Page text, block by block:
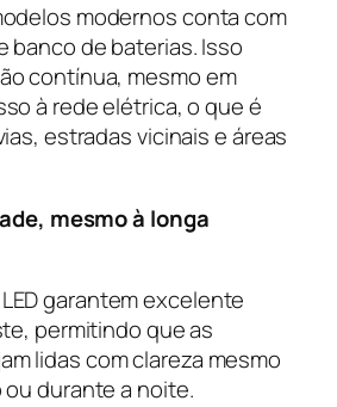
modernos conta com
banco de baterias. Isso
contínua, mesmo em
à rede elétrica, o que é
estradas vicinais e áreas
mesmo à longa
garantem excelente
permitindo que as
lidas com clareza mesmo
durante a noite.